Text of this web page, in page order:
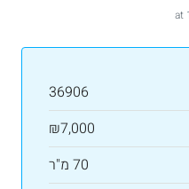
36906
₪7,000
70 מ"ר